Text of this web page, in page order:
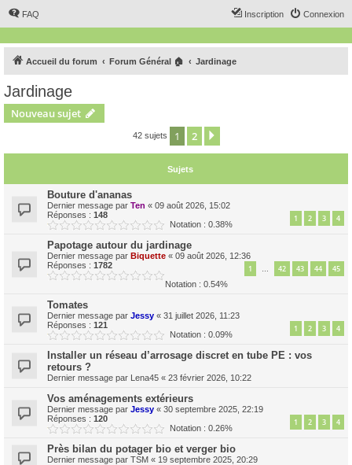
FAQ Connexion
Inscription
Accueil du forum Forum Général 🏠 Jardinage
Jardinage
Nouveau sujet
42 sujets 1 2
Sujets
Bouture d'ananas
Dernier message par Ten « 09 août 2026, 15:02
Réponses : 148 1 2 3 4
Notation : 0.38%
Papotage autour du jardinage
Dernier message par Biquette « 09 août 2026, 12:36
Réponses : 1782 1 … 42 43 44 45
Notation : 0.54%
Tomates
Dernier message par Jessy « 31 juillet 2026, 11:23
Réponses : 121 1 2 3 4
Notation : 0.09%
Installer un réseau d’arrosage discret en tube PE : vos
retours ?
Dernier message par Lena45 « 23 février 2026, 10:22
Vos aménagements extérieurs
Dernier message par Jessy « 30 septembre 2025, 22:19
Réponses : 120 1 2 3 4
Notation : 0.26%
Près bilan du potager bio et verger bio
Dernier message par TSM « 19 septembre 2025, 20:29